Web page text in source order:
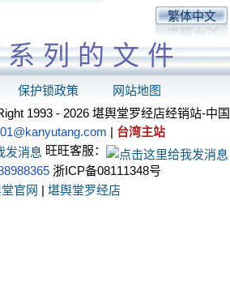
繁体中文
列的文件
保护锁政策
网站地图
1993 - 2026 堪舆堂罗经店经销站-中国
| 台湾主站
旺旺客服：
浙ICP备08111348号
官网 | 堪舆堂罗经店